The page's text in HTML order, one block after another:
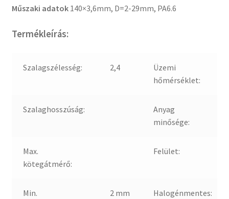
Műszaki adatok 140×3,6mm, D=2-29mm, PA6.6
Termékleírás:
Szalagszélesség: 2,4
Üzemi
hőmérséklet:
Szalaghosszúság:
Anyag
minősége:
Max.
kötegátmérő:
Felület:
Min.
2 mm Halogénmentes: